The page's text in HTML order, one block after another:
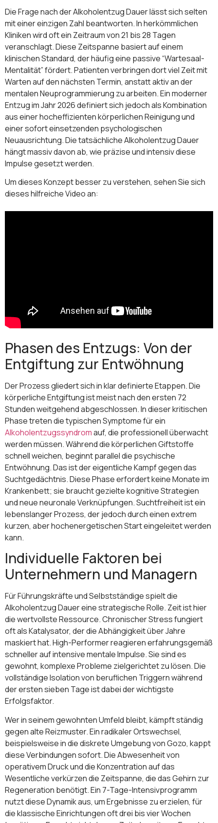
Die Frage nach der Alkoholentzug Dauer lässt sich selten
mit einer einzigen Zahl beantworten. In herkömmlichen
Kliniken wird oft ein Zeitraum von 21 bis 28 Tagen
veranschlagt. Diese Zeitspanne basiert auf einem
klinischen Standard, der häufig eine passive “Wartesaal-
Mentalität” fördert. Patienten verbringen dort viel Zeit mit
Warten auf den nächsten Termin, anstatt aktiv an der
mentalen Neuprogrammierung zu arbeiten. Ein moderner
Entzug im Jahr 2026 definiert sich jedoch als Kombination
aus einer hocheffizienten körperlichen Reinigung und
einer sofort einsetzenden psychologischen
Neuausrichtung. Die tatsächliche Alkoholentzug Dauer
hängt massiv davon ab, wie präzise und intensiv diese
Impulse gesetzt werden.
Um dieses Konzept besser zu verstehen, sehen Sie sich
dieses hilfreiche Video an:
Phasen des Entzugs: Von der
Entgiftung zur Entwöhnung
Der Prozess gliedert sich in klar definierte Etappen. Die
körperliche Entgiftung ist meist nach den ersten 72
Stunden weitgehend abgeschlossen. In dieser kritischen
Phase treten die typischen Symptome für ein
Alkoholentzugssyndromauf, die professionell überwacht
werden müssen. Während die körperlichen Giftstoffe
schnell weichen, beginnt parallel die psychische
Entwöhnung. Das ist der eigentliche Kampf gegen das
Suchtgedächtnis. Diese Phase erfordert keine Monate im
Krankenbett; sie braucht gezielte kognitive Strategien
und neue neuronale Verknüpfungen. Suchtfreiheit ist ein
lebenslanger Prozess, der jedoch durch einen extrem
kurzen, aber hochenergetischen Start eingeleitet werden
kann.
Individuelle Faktoren bei
Unternehmern und Managern
Für Führungskräfte und Selbstständige spielt die
Alkoholentzug Dauer eine strategische Rolle. Zeit ist hier
die wertvollste Ressource. Chronischer Stress fungiert
oft als Katalysator, der die Abhängigkeit über Jahre
maskiert hat. High-Performer reagieren erfahrungsgemäß
schneller auf intensive mentale Impulse. Sie sind es
gewohnt, komplexe Probleme zielgerichtet zu lösen. Die
vollständige Isolation von beruflichen Triggern während
der ersten sieben Tage ist dabei der wichtigste
Erfolgsfaktor.
Wer in seinem gewohnten Umfeld bleibt, kämpft ständig
gegen alte Reizmuster. Ein radikaler Ortswechsel,
beispielsweise in die diskrete Umgebung von Gozo, kappt
diese Verbindungen sofort. Die Abwesenheit von
operativem Druck und die Konzentration auf das
Wesentliche verkürzen die Zeitspanne, die das Gehirn zur
Regeneration benötigt. Ein 7-Tage-Intensivprogramm
nutzt diese Dynamik aus, um Ergebnisse zu erzielen, für
die klassische Einrichtungen oft drei bis vier Wochen